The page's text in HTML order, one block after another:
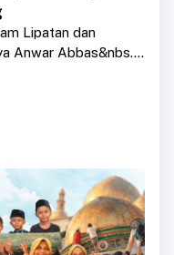
Lipatan dan
Anwar Abbas&nbs....